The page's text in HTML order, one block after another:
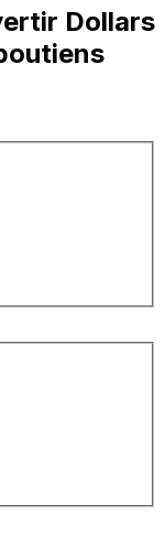
Dollars